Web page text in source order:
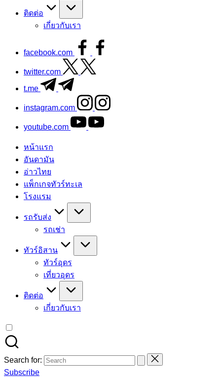
ติดต่อ
เกี่ยวกับเรา
facebook.com
twitter.com
t.me
instagram.com
youtube.com
หน้าแรก
อันดามัน
อ่าวไทย
แพ็กเกจทัวร์ทะเล
โรงแรม
รถรับส่ง
รถเช่า
ทัวร์อิสาน
ทัวร์อุดร
เที่ยวอุดร
ติดต่อ
เกี่ยวกับเรา
Search for:
Subscribe